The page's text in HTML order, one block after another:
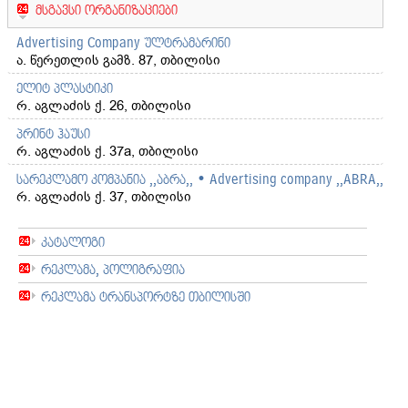
მსგავსი ორგანიზაციები
Advertising Company ულტრამარინი
ა. წერეთლის გამზ. 87, თბილისი
ელიტ პლასტიკი
რ. აგლაძის ქ. 26, თბილისი
პრინტ ჰაუსი
რ. აგლაძის ქ. 37a, თბილისი
სარეკლამო კომპანია ,,აბრა,, • Advertising company ,,ABRA,,
რ. აგლაძის ქ. 37, თბილისი
კატალოგი
რეკლამა, პოლიგრაფია
რეკლამა ტრანსპორტზე თბილისში